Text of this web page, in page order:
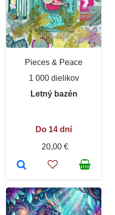
Pieces & Peace
1 000 dielikov
Letný bazén
Do 14 dní
20,00 €